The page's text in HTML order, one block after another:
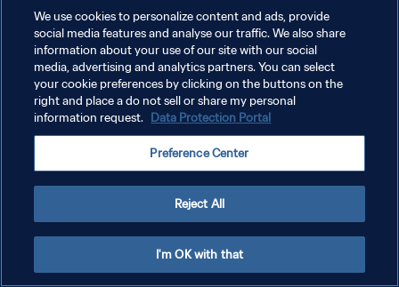
POLITIQUE DE CONFIDENTIALITÉ
CONDITIONS D'UTILISATION
GÉRER VOS PRÉFÉRENCES SUR LES COOKIES
We use cookies to personalize content and ads, provide
social media features and analyse our traffic. We also share
information about your use of our site with our social
media, advertising and analytics partners. You can select
your cookie preferences by clicking on the buttons on the
right and place a do not sell or share my personal
information request. Data Protection Portal
Preference Center
Reject All
I'm OK with that